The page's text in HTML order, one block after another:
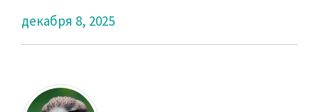
декабря 8, 2025